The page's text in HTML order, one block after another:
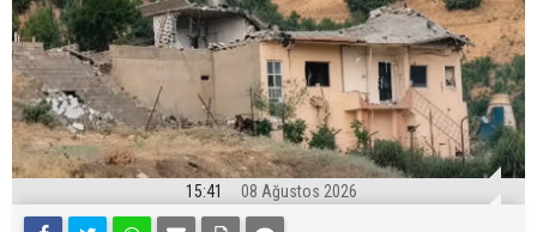
15:41 08 Ağustos 2026